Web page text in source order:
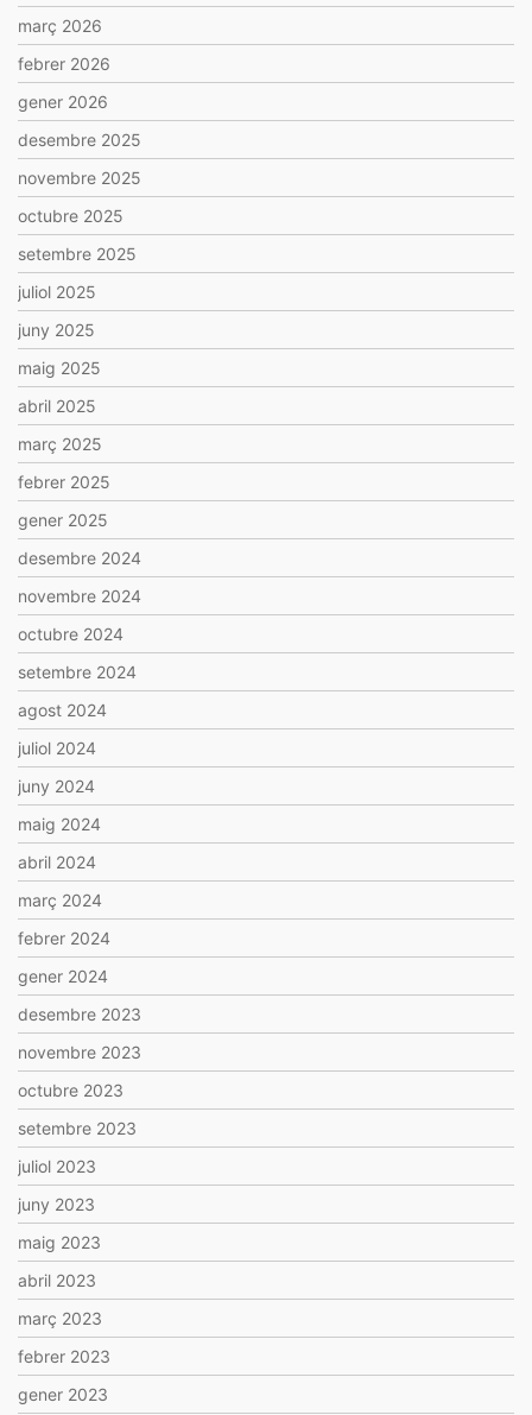
març 2026
febrer 2026
gener 2026
desembre 2025
novembre 2025
octubre 2025
setembre 2025
juliol 2025
juny 2025
maig 2025
abril 2025
març 2025
febrer 2025
gener 2025
desembre 2024
novembre 2024
octubre 2024
setembre 2024
agost 2024
juliol 2024
juny 2024
maig 2024
abril 2024
març 2024
febrer 2024
gener 2024
desembre 2023
novembre 2023
octubre 2023
setembre 2023
juliol 2023
juny 2023
maig 2023
abril 2023
març 2023
febrer 2023
gener 2023